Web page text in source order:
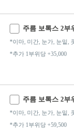
주름 보톡스 2부
*이마, 미간, 눈가, 눈밑,
*추가 1부위당 +35,000
주름 보톡스 2부
*이마, 미간, 눈가, 눈밑,
*추가 1부위당 +59,500